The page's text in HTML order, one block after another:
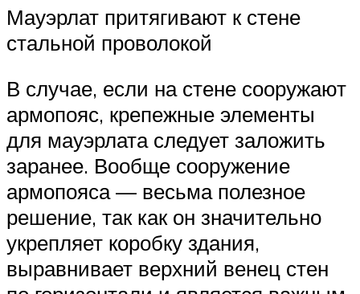
Мауэрлат притягивают к стене
стальной проволокой
В случае, если на стене сооружают
армопояс, крепежные элементы
для мауэрлата следует заложить
заранее. Вообще сооружение
армопояса — весьма полезное
решение, так как он значительно
укрепляет коробку здания,
выравнивает верхний венец стен